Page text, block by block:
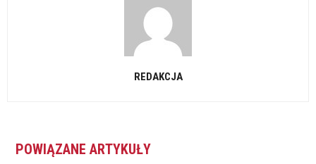
REDAKCJA
POWIĄZANE ARTYKUŁY